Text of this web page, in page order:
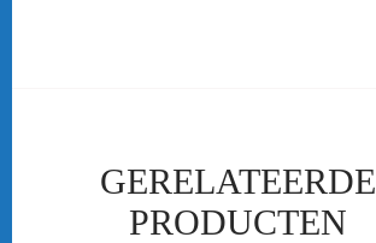
GERELATEERDE
PRODUCTEN